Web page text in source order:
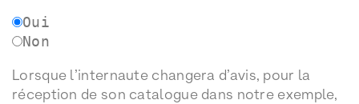
Oui
Non
Lorsque l’internaute changera d’avis, pour la
réception de son catalogue dans notre exemple,